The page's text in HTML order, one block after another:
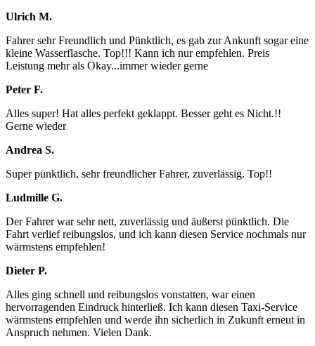
Ulrich M.
Fahrer sehr Freundlich und Pünktlich, es gab zur Ankunft sogar eine
kleine Wasserflasche. Top!!! Kann ich nur empfehlen. Preis
Leistung mehr als Okay...immer wieder gerne
Peter F.
Alles super! Hat alles perfekt geklappt. Besser geht es Nicht.!!
Gerne wieder
Andrea S.
Super pünktlich, sehr freundlicher Fahrer, zuverlässig. Top!!
Ludmille G.
Der Fahrer war sehr nett, zuverlässig und äußerst pünktlich. Die
Fahrt verlief reibungslos, und ich kann diesen Service nochmals nur
wärmstens empfehlen!
Dieter P.
Alles ging schnell und reibungslos vonstatten, war einen
hervorragenden Eindruck hinterließ. Ich kann diesen Taxi-Service
wärmstens empfehlen und werde ihn sicherlich in Zukunft erneut in
Anspruch nehmen. Vielen Dank.